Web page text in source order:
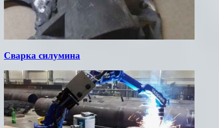
Сварка силумина